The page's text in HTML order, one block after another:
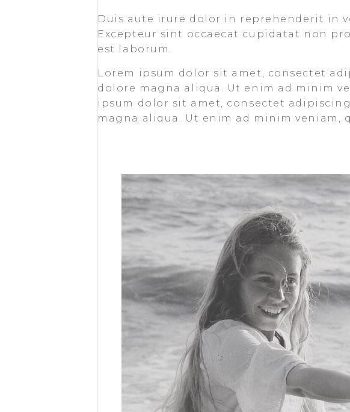
Duis aute irure dolor in reprehenderit in
Excepteur sint occaecat cupidatat non
est laborum.
Lorem ipsum dolor sit amet, consectet
dolore magna aliqua. Ut enim ad minim
ipsum dolor sit amet, consectet
magna aliqua. Ut enim ad minim veniam,